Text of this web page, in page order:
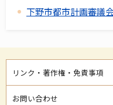
下野市都市計画審議
リンク・著作権・免責事項
お問い合わせ